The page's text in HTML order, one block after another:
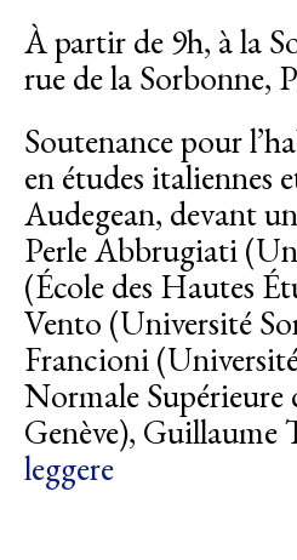
À partir de 9h, à la
rue de la Sorbonne,
Soutenance pour
en études italiennes
Audegean, devant
Perle Abbrugiati
(École des Hautes
Vento (Université
Francioni
Normale
Genève), Guillaume
leggere